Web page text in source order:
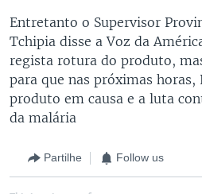
Entretanto o Supervisor
Tchipia disse a Voz da
regista rotura do produto,
para que nas próximas horas,
produto em causa e a luta
da malária
Partilhe Follow us